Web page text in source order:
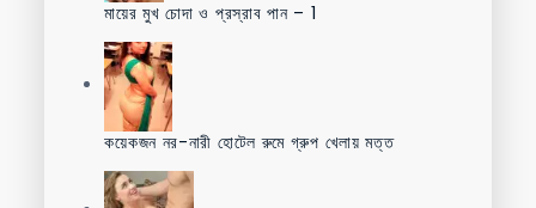
মায়ের মুখ চোদা ও প্রস্রাব পান – 1
কয়েকজন নর-নারী হোটেল রুমে গ্রুপ খেলায় মত্ত